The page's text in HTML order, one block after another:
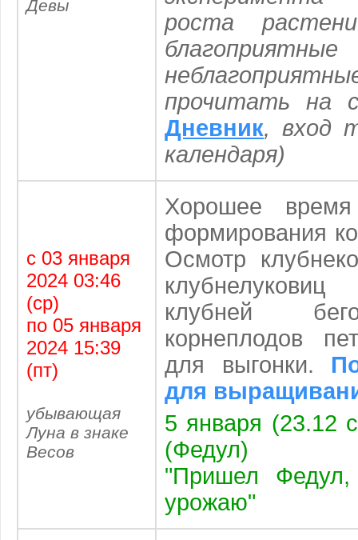
Девы
роста
прочитать на
Дневник, вход
календаря)
с 03 января
2024 03:46
(ср)
по 05 января
2024 15:39
(пт)
убывающая
Луна в знаке
Весов
Хорошее
формирования
Осмотр
клубней
корнеплодов
для выгонки.
для
5 января (23.12
(Федул)
"Пришел
урожаю"